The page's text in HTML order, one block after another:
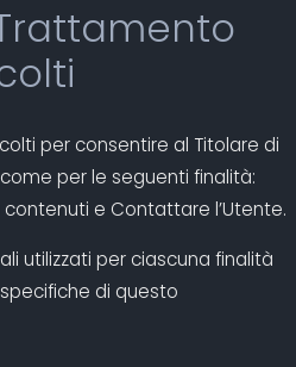
per consentire al Titolare di
per le seguenti finalità:
e Contattare l’Utente.
utilizzati per ciascuna finalità
di questo